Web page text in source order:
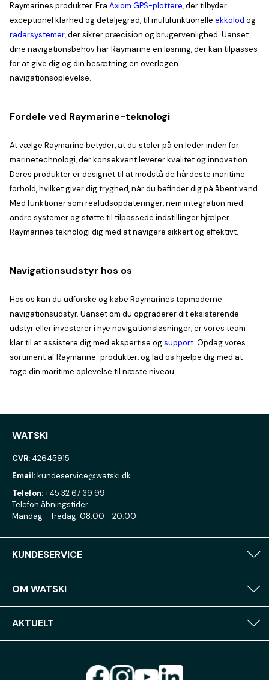
Raymarines produkter. Fra Axiom GPS-plottere, der tilbyder
exceptionel klarhed og detaljegrad, til multifunktionelle ekkolod og
radarsystemer, der sikrer præcision og brugervenlighed. Uanset
dine navigationsbehov har Raymarine en løsning, der kan tilpasses
for at give dig og din besætning en overlegen
navigationsoplevelse.
Fordele ved Raymarine-teknologi
At vælge Raymarine betyder, at du stoler på en leder inden for
marinetechnologi, der konsekvent leverer kvalitet og innovation.
Deres produkter er designet til at modstå de hårdeste maritime
forhold, hvilket giver dig tryghed, når du befinder dig på åbent vand.
Med funktioner som realtidsopdateringer, nem integration med
andre systemer og støtte til tilpassede indstillinger hjælper
Raymarines teknologi dig med at navigere sikkert og effektivt.
Navigationsudstyr hos os
Hos os kan du udforske og købe Raymarines topmoderne
navigationsudstyr. Uanset om du opgraderer dit eksisterende
udstyr eller investerer i nye navigationsløsninger, er vores team
klar til at assistere dig med ekspertise ogsupport. Opdag vores
sortiment af Raymarine-produkter, og lad os hjælpe dig med at
tage din maritime oplevelse til næste niveau.
WATSKI
CVR: 42645915
Email:kundeservice@watski.dk
Telefon:+45 32 67 39 99
Telefon åbningstider:
Mandag – fredag: 08:00 - 20:00
KUNDESERVICE
OM WATSKI
AKTUELT